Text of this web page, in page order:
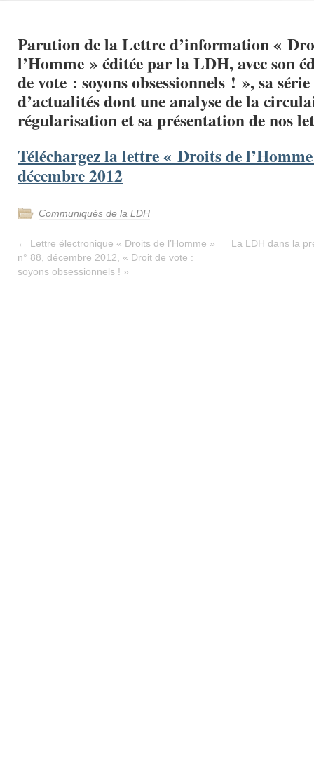
Parution de la Lettre d’information «
l’Homme » éditée par la LDH, avec son
de vote : soyons obsessionnels ! », sa
d’actualités dont une analyse de la
régularisation et sa présentation de nos
Téléchargez la lettre « Droits de
décembre 2012
Communiqués de la LDH
← Lettre électronique « Droits de l’Homme »
n° 88, décembre 2012, « Droit de vote :
soyons obsessionnels ! »
La LDH dans la